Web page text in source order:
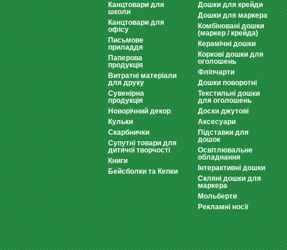
Канцтовари для
школи
Канцтовари для
офісу
Письмове
приладдя
Паперова
продукція
Витратні матеріали
для друку
Сувенірна
продукція
Новорічний декор
Кульки
Скарбнички
Супутні товари для
дитячої творчості
Книги
Бейсболки та Кепки
Дошки для крейди
Дошки для маркера
Комбіновані дошки
(маркер / крейда)
Керамічні дошки
Коркові дошки для
оголошень
Фліпчарти
Дошки поворотні
Текстильні дошки
для оголошень
Доски джутові
Аксесуари
Підставки для
дошок
Освітлювальне
обладнання
Інтерактивні дошки
Скляні дошки для
маркера
Мольберти
Рекламні носії